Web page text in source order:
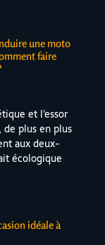
une moto
faire
et l'essor
plus en plus
aux deux-
écologique
idéale à